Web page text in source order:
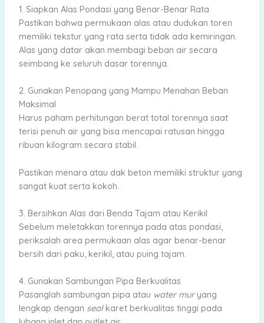
1. Siapkan Alas Pondasi yang Benar-Benar Rata
Pastikan bahwa permukaan alas atau dudukan toren
memiliki tekstur yang rata serta tidak ada kemiringan.
Alas yang datar akan membagi beban air secara
seimbang ke seluruh dasar torennya.
2. Gunakan Penopang yang Mampu Menahan Beban
Maksimal
Harus paham perhitungan berat total torennya saat
terisi penuh air yang bisa mencapai ratusan hingga
ribuan kilogram secara stabil.
Pastikan menara atau dak beton memiliki struktur yang
sangat kuat serta kokoh.
3. Bersihkan Alas dari Benda Tajam atau Kerikil
Sebelum meletakkan torennya pada atas pondasi,
periksalah area permukaan alas agar benar-benar
bersih dari paku, kerikil, atau puing tajam.
4. Gunakan Sambungan Pipa Berkualitas
Pasanglah sambungan pipa atau water muryang
lengkap dengan sealkaret berkualitas tinggi pada